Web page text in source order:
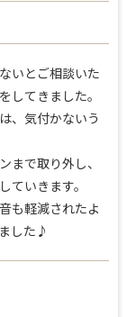
いとご相談いた
してきました。
、気付かないう
まで取り外し、
ていきます。
も軽減されたよ
した♪